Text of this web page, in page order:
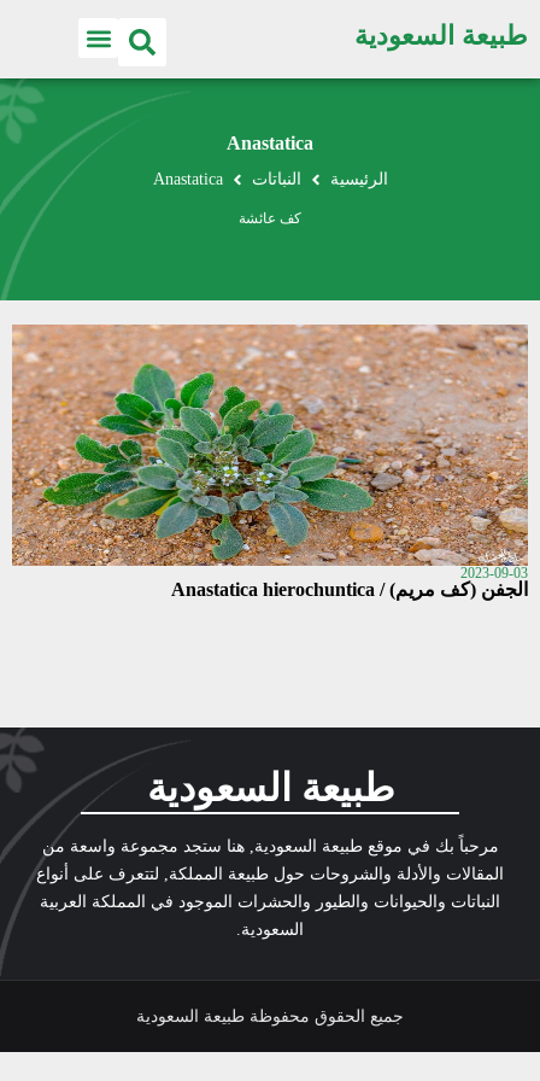
طبيعة السعودية
Anastatica
الرئيسية النباتات Anastatica
كف عائشة
2023-09-03
الجفن (كف مريم) / Anastatica hierochuntica
طبيعة السعودية
مرحباً بك في موقع طبيعة السعودية, هنا ستجد مجموعة واسعة من
المقالات والأدلة والشروحات حول طبيعة المملكة, لتتعرف على أنواع
النباتات والحيوانات والطيور والحشرات الموجود في المملكة العربية
السعودية.
جميع الحقوق محفوظة طبيعة السعودية